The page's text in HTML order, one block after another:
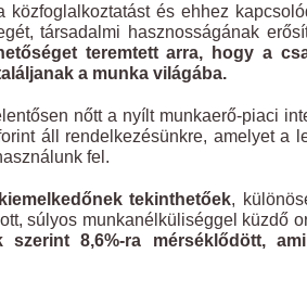
közfoglalkoztatást és ehhez
társadalmi hasznosságának
teremtett arra, hogy a
a munka világába.
nőtt a nyílt munkaerő-piaci
áll rendelkezésünkre, amelyet a
fel.
tekinthetőek,
súlyos munkanélküliséggel küzdő
8,6%-ra mérséklődött,